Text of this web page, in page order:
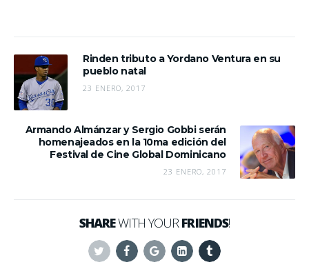
Rinden tributo a Yordano Ventura en su
pueblo natal
23 ENERO, 2017
Armando Almánzar y Sergio Gobbi serán
homenajeados en la 10ma edición del
Festival de Cine Global Dominicano
23 ENERO, 2017
SHAREWITH YOURFRIENDS!